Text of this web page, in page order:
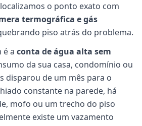
o ponto exato com
termográfica e gás
piso atrás do problema.
é a conta de água alta sem
da sua casa, condomínio ou
disparou de um mês para o
constante na parede, há
mofo ou um trecho do piso
existe um vazamento